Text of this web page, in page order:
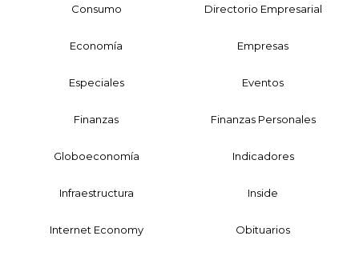
Consumo Directorio Empresarial
Economía Empresas
Especiales Eventos
Finanzas Finanzas Personales
Globoeconomía Indicadores
Infraestructura Inside
Internet Economy Obituarios